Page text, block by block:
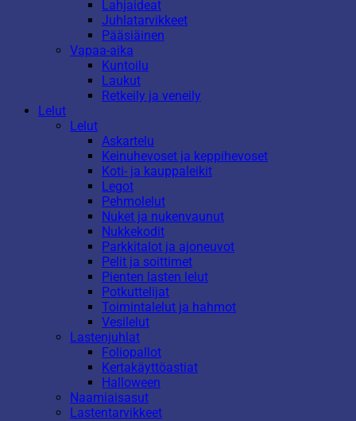
Lahjaideat
Juhlatarvikkeet
Pääsiäinen
Vapaa-aika
Kuntoilu
Laukut
Retkeily ja veneily
Lelut
Lelut
Askartelu
Keinuhevoset ja keppihevoset
Koti- ja kauppaleikit
Legot
Pehmolelut
Nuket ja nukenvaunut
Nukkekodit
Parkkitalot ja ajoneuvot
Pelit ja soittimet
Pienten lasten lelut
Potkuttelijat
Toimintalelut ja hahmot
Vesilelut
Lastenjuhlat
Foliopallot
Kertakäyttöastiat
Halloween
Naamiaisasut
Lastentarvikkeet